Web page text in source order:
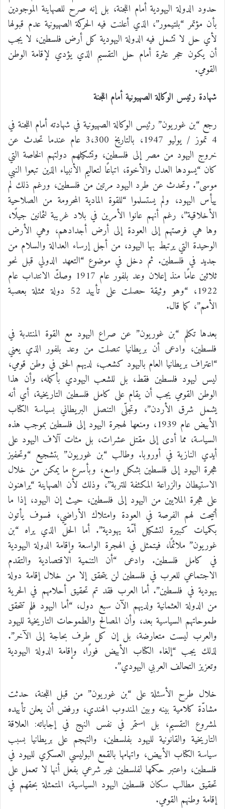
حدود الدولة اليهودية أمام اللجنة، بل إنه صرح للصهاينة الموجودين
بأن مؤتمر “بلتيمور”، الذي أعلنت فيه الحركة الصهيونية عدم قبولها
لأي حل لا تشمل فيه الدولة اليهودية كل أرض فلسطين، لا يجب
أن يكون حجر عثرة أمام حل التقسيم الذي يؤدي لإقامة الوطن
القومي.
شهادة رئيس الوكالة الصهيونية أمام اللجنة
رجع “بن غوريون” رئيس الوكالة الصهيونية في شهادته أمام اللجنة في
4 تموز / يوليو 1947، بالتاريخ 3،300 عام عندما تحدث عن
خروج اليهود من مصر إلى فلسطين، وتشكيلهم دولتهم الخاصة التي
كان “يسودها العدل والأخوة، اتباعًا لتعاليم الأنبياء الذين تبعوا النبي
موسى”. وتحدث عن طرد اليهود مرتين من فلسطين، ورغم ذلك لم
ييأس اليهود، ولم يستسلموا “للقوة المادية المحرومة من الصلاحية
الأخلاقية”، رغم أنهم عانوا الأمرين في بلاد غريبة لثمانين جيلًا،
وها هي فرصتهم إلى العودة إلى أرض أجدادهم، وهي الأرض
الوحيدة التي يرتبط بها اليهود، من أجل إرساء العدالة والسلام من
جديد في فلسطين. ثم دخل في موضوع “التعهد الدولي قبل نحو
ثلاثين عامًا منذ إعلان وعد بلفور عام 1917 وصكّ الانتداب عام
1922، “وهو وثيقة حصلت على تأييد 52 دولة ممثلة بعصبة
الأمم”، كما قال.
بعدها تكلم “بن غوريون” عن صراع اليهود مع القوة المنتدبة في
فلسطين، وادعى أن بريطانيا تنصلت من وعد بلفور الذي يعني
“اعتراف بريطانيا العام باليهود كشعب، لديهم الحق في وطن قومي،
ليس ليهود فلسطين فقط، بل للشعب اليهودي بأكمله، وأن هذا
الوطن القومي يجب أن يقام على كامل فلسطين التاريخية، أي أنه
يشمل شرق الأردن”، وتجلّى التنصل البريطاني بسياسة الكتاب
الأبيض عام 1939، ومنعها لهجرة اليهود إلى فلسطين بموجب هذه
السياسة، مما أدى إلى مقتل عشرات، بل مئات آلاف اليهود على
أيدي النازية في أوروبا. وطالب “بن غوريون” بتشجيع “وتحفيز
هجرة اليهود إلى فلسطين بشكل واسع، وبأسرع ما يمكن من خلال
الاستيطان والزراعة المكثفة للتربة”، وذلك لأن الصهاينة “يراهنون
على هجرة الملايين من اليهود إلى فلسطين، حيث إن اليهود، إذا ما
أتيحت لهم الفرصة في العودة وامتلاك الأراضي، فسوف يأتون
بكميات كبيرة لتشكيل أمّة يهودية”. أما الحلّ الذي يراه “بن
غوريون” ملائمًا، فيتمثل في الهجرة الواسعة وإقامة الدولة اليهودية
في كامل فلسطين. وادعى “أن التنمية الاقتصادية والتقدم
الاجتماعي للعرب في فلسطين لن يتحقق إلا من خلال إقامة دولة
يهودية في فلسطين”. أما العرب فقد تم تحقيق أحلامهم في الحرية
من الدولة العثمانية ولديهم الآن سبع دول، “أما اليهود فلم تتحقق
طموحاتهم السياسية بعد، وأن المصالح والطموحات التاريخية لليهود
والعرب ليست متعارضة، بل إن كل طرف بحاجة إلى الآخر”.
لذلك يجب “إلغاء الكتاب الأبيض فورًا، وإقامة الدولة اليهودية
وتعزيز التحالف العربي اليهودي”.
خلال طرح الأسئلة على “بن غوريون” من قبل اللجنة، حدثت
مشادّة كلامية بينه وبين المندوب الهندي، ورفض أن يعلن تأييده
لمشروع التقسيم، بل استمر في نفس النهج في إجاباته: العلاقة
التاريخية والقانونية لليهود بفلسطين، والتهجم على بريطانيا بسبب
سياسة الكتاب الأبيض، واتهامها بالقمع البوليسي العسكري لليهود في
فلسطين، واعتبر حكمها لفلسطين غير شرعي بفعل أنها لا تعمل على
تحقيق مطالب سكان فلسطين اليهود السياسية، المتمثلة بحقهم في
إقامة وطنهم القومي.